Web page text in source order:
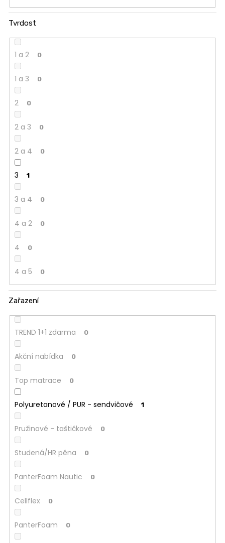
Tvrdost
1 a 2 0
1 a 3 0
2 0
2 a 3 0
2 a 4 0
3 1
3 a 4 0
4 a 2 0
4 0
4 a 5 0
Zařazení
TREND 1+1 zdarma 0
Akční nabídka 0
Top matrace 0
Polyuretanové / PUR - sendvičové 1
Pružinové - taštičkové 0
Studená/HR pěna 0
PanterFoam Nautic 0
Cellflex 0
PanterFoam 0